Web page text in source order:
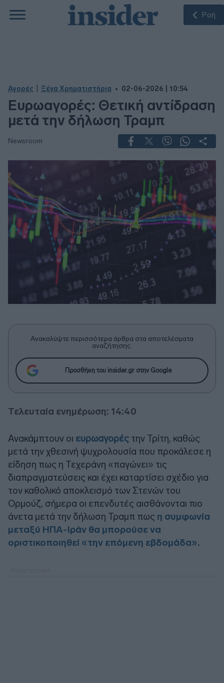
Ροή
Αγορές Ξένα Χρηματιστήρια 02-06-2026 | 10:54
Ευρωαγορές: Θετική αντίδραση
μετά την δήλωση Τραμπ
Newsroom
Ανακαλύψτε περισσότερα άρθρα στα αποτελέσματα
αναζήτησης.
Προσθήκη του insider.gr στην Google
Τελευταία ενημέρωση: 14:40
Ανακάμπτουν οι ευρωαγορές την Τρίτη, καθώς
μετά την χθεσινή ψυχρολουσία που προκάλεσε η
είδηση πως η Τεχεράνη «παγώνει» τις
διαπραγματεύσεις και έχει καταρτίσει σχέδιο για
τον καθολικό αποκλεισμό των Στενών του
Ορμούζ, σήμερα οι επενδυτές αισθάνονται πιο
άνετα μετά την δήλωση Τραμπ πως η συμφωνία
μεταξύ ΗΠΑ-Ιράν θα μπορούσε να
οριστικοποιηθεί «την επόμενη εβδομάδα».